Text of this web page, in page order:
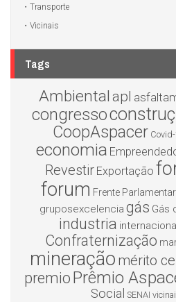
Transporte
Vicinais
Tags
Ambiental apl
congresso
CoopAspacer
economia
Revestir Exportação
forum Frente Parlamentar
gruposexcelencia gás Gás
industria
Confraternização
mineração mérito
premio Prêmio
Social SENAI